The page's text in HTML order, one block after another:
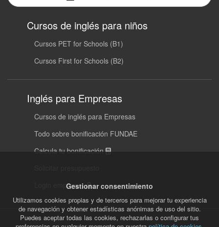
Cursos de inglés para niños
Cursos PET for Schools (B1)
Cursos First for Schools (B2)
Inglés para Empresas
Cursos de inglés para Empresas
Todo sobre bonificación FUNDAE
Calcula tu bonificación
Login empresasGestionar consentimiento
Utilizamos cookies propias y de terceros para mejorar tu experiencia
de navegación y obtener estadísticas anónimas de uso del sitio.
Puedes aceptar todas las cookies, rechazarlas o configurar tus